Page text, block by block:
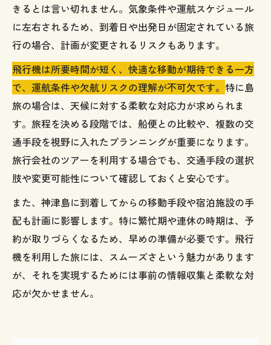
きるとは言い切れません。気象条件や運航スケジュール
に左右されるため、到着日や出発日が固定されている旅
行の場合、計画が変更されるリスクもあります。
飛行機は所要時間が短く、快適な移動が期待できる一方
で、運航条件や欠航リスクの理解が不可欠です。 特に島
旅の場合は、天候に対する柔軟な対応力が求められま
す。旅程を決める段階では、船便との比較や、複数の交
通手段を視野に入れたプランニングが重要になります。
旅行会社のツアーを利用する場合でも、交通手段の選択
肢や変更可能性について確認しておくと安心です。
また、神津島に到着してからの移動手段や宿泊施設の手
配も計画に影響します。特に繁忙期や連休の時期は、予
約が取りづらくなるため、早めの準備が必要です。飛行
機を利用した旅には、スムーズさという魅力があります
が、それを実現するためには事前の情報収集と柔軟な対
応が欠かせません。